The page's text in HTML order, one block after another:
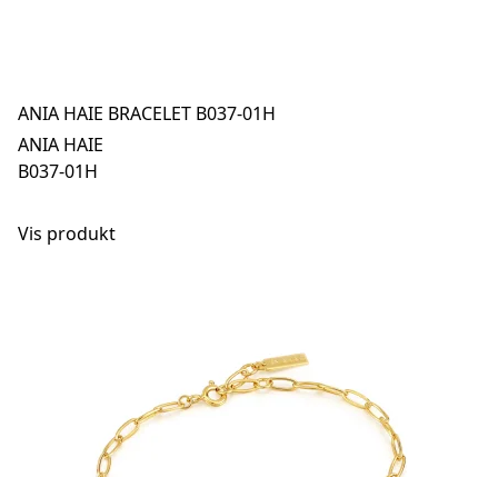
ANIA HAIE BRACELET B037-01H
ANIA HAIE
B037-01H
Vis produkt